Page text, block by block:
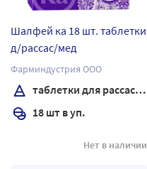
Шалфей ка 18 шт. таблетки
д/рассас/мед
Фарминдустрия ООО
таблетки для рассасывания
18 шт в уп.
Нет в наличии